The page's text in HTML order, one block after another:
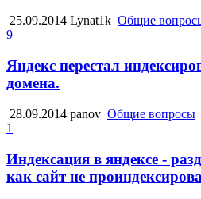
25.09.2014 Lynat1k Общие
9
Яндекс перестал
домена.
28.09.2014 panov Общие вопросы
1
Индексация в яндексе -
как сайт не